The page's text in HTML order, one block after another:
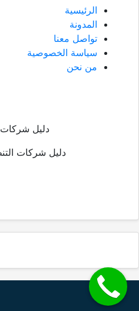
الرئيسية
المدونة
تواصل معنا
سياسة الخصوصية
من نحن
دليل
دليل شركات